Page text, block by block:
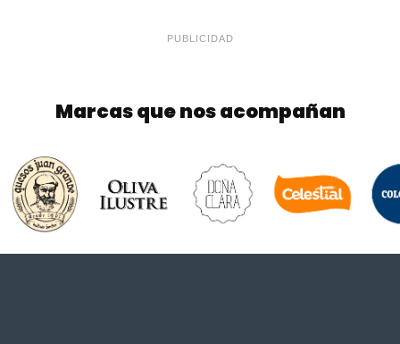
PUBLICIDAD
Marcas que nos acompañan